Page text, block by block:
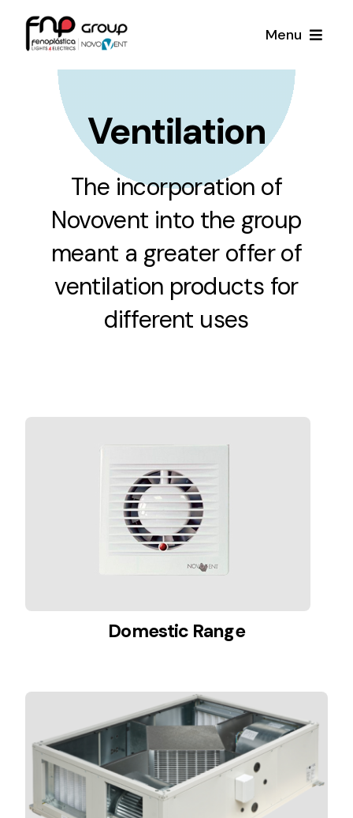
Menu
Iluminación y Material Eléctrico
Toda una gama de productos de iluminación y
material eléctrico.
Equipment
Complete solutions in lighting and electrical
material for each project and need
Amplia gama de ventiladores y equipos de
ventilación industriales
Ventilation
The incorporation of Novovent into the group
meant a greater offer of ventilation products for
Noticias
Proyectos
Sobre Nosotros
Contacto
Ventilation
The incorporation of
Novovent into the group
meant a greater offer of
ventilation products for
different uses
Domestic Range